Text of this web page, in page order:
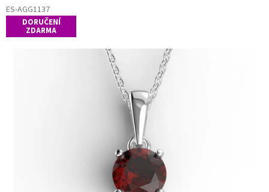
ES-AGG1137
DORUČENÍ
ZDARMA